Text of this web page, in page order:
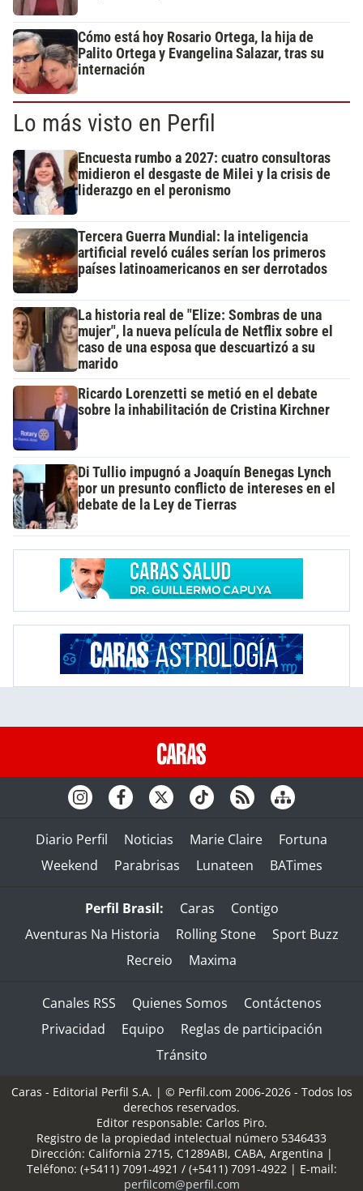
Cómo está hoy Rosario Ortega, la hija de
Palito Ortega y Evangelina Salazar, tras su
internación
Lo más visto en Perfil
Encuesta rumbo a 2027: cuatro consultoras
midieron el desgaste de Milei y la crisis de
liderazgo en el peronismo
Tercera Guerra Mundial: la inteligencia
artificial reveló cuáles serían los primeros
países latinoamericanos en ser derrotados
La historia real de "Elize: Sombras de una
mujer", la nueva película de Netflix sobre el
caso de una esposa que descuartizó a su
marido
Ricardo Lorenzetti se metió en el debate
sobre la inhabilitación de Cristina Kirchner
Di Tullio impugnó a Joaquín Benegas Lynch
por un presunto conflicto de intereses en el
debate de la Ley de Tierras
Diario Perfil Noticias Marie Claire
Fortuna
Weekend
Parabrisas Lunateen BATimes
Perfil Brasil: Caras
Contigo
Aventuras Na Historia
Rolling Stone
Sport Buzz
Recreio
Maxima
Canales RSS Quienes Somos
Contáctenos
Privacidad
Equipo
Reglas de participación
Tránsito
Caras - Editorial Perfil S.A. | © Perfil.com 2006-2026 - Todos los
derechos reservados.
Editor responsable: Carlos Piro.
Registro de la propiedad intelectual número 5346433
Dirección: California 2715, C1289ABI, CABA, Argentina |
Teléfono: (+5411) 7091-4921 / (+5411) 7091-4922| E-mail:
perfilcom@perfil.com